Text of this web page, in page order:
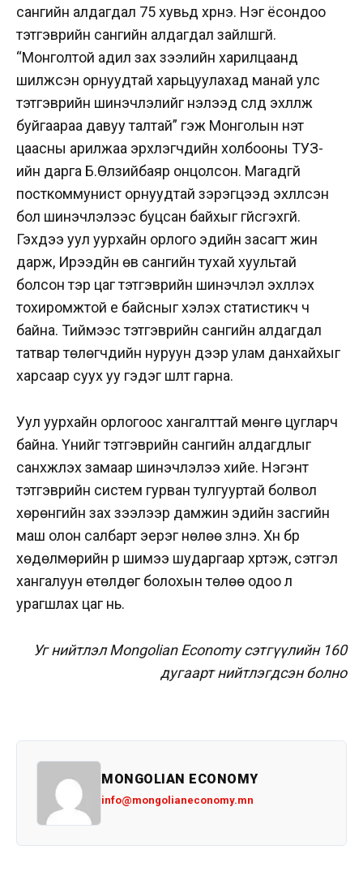
сангийн алдагдал 75 хувьд хүрнэ. Нэг ёсондоо
тэтгэврийн сангийн алдагдал зайлшгүй.
“Монголтой адил зах зээлийн харилцаанд
шилжсэн орнуудтай харьцуулахад манай улс
тэтгэврийн шинэчлэлийг нэлээд сүүлд эхлүүлж
буйгаараа давуу талтай” гэж Монголын үнэт
цаасны арилжаа эрхлэгчдийн холбооны ТУЗ-
ийн дарга Б.Өлзийбаяр онцолсон. Магадгүй
посткоммунист орнуудтай зэрэгцээд эхлүүлсэн
бол шинэчлэлээс буцсан байхыг үгүйсгэхгүй.
Гэхдээ уул уурхайн орлого эдийн засагт жин
дарж, Ирээдүйн өв сангийн тухай хуультай
болсон тэр цаг тэтгэврийн шинэчлэл эхлүүлэх
тохиромжтой үе байсныг хэлэх статистикч ч
байна. Тиймээс тэтгэврийн сангийн алдагдал
татвар төлөгчдийн нуруун дээр улам данхайхыг
харсаар суух уу гэдэг шүүлт гарна.
Уул уурхайн орлогоос хангалттай мөнгө цугларч
байна. Үүнийг тэтгэврийн сангийн алдагдлыг
санхүүжүүлэх замаар шинэчлэлээ хийе. Нэгэнт
тэтгэврийн систем гурван тулгууртай болвол
хөрөнгийн зах зээлээр дамжин эдийн засгийн
маш олон салбарт эерэг нөлөө үзүүлнэ. Хүн бүр
хөдөлмөрийн үр шимээ шударгаар хүртэж, сэтгэл
хангалуун өтөлдөг болохын төлөө одоо л
урагшлах цаг нь.
Уг нийтлэл Mongolian Economy сэтгүүлийн 160
дугаарт нийтлэгдсэн болно
MONGOLIAN ECONOMY
info@mongolianeconomy.mn